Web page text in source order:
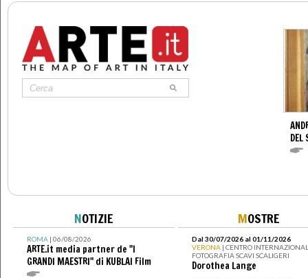
DEL
NOTIZIE
ROMA| 06/08/2026
ARTE.it media partner de "I
GRANDI MAESTRI" di KUBLAI Film
MOSTRE
Dal 30/07/2026 al 01/11/2026
VERONA | CENTRO
FOTOGRAFIA SCAVI SCALIGERI
Dorothea Lange